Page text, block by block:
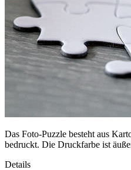
Das Foto-Puzzle besteht aus
bedruckt. Die Druckfarbe ist
Details